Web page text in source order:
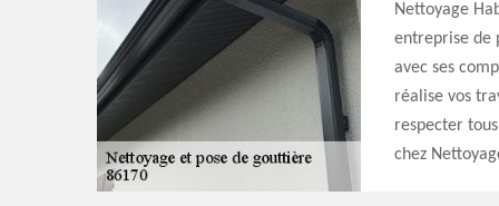
Nettoyage
entreprise de
avec ses
réalise vos
respecter
chez